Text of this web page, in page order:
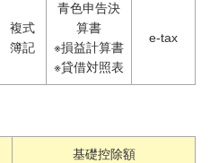
複式
簿記
青色申告決
算書
※損益計算書
※貸借対照表
e-tax
基礎控除額